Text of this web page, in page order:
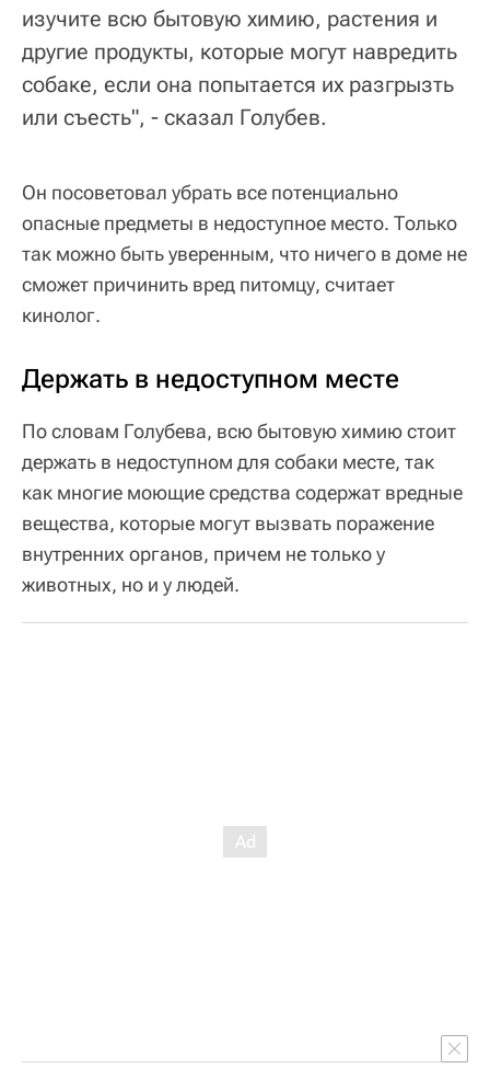
изучите всю бытовую химию, растения и
другие продукты, которые могут навредить
собаке, если она попытается их разгрызть
или съесть", - сказал Голубев.
Он посоветовал убрать все потенциально
опасные предметы в недоступное место. Только
так можно быть уверенным, что ничего в доме не
сможет причинить вред питомцу, считает
кинолог.
Держать в недоступном месте
По словам Голубева, всю бытовую химию стоит
держать в недоступном для собаки месте, так
как многие моющие средства содержат вредные
вещества, которые могут вызвать поражение
внутренних органов, причем не только у
животных, но и у людей.